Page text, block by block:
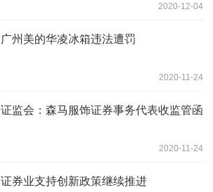
2020-12-04
广州美的华凌冰箱违法遭罚
2020-11-24
证监会：森马服饰证券事务代表收监管函
2020-11-24
证券业支持创新政策继续推进